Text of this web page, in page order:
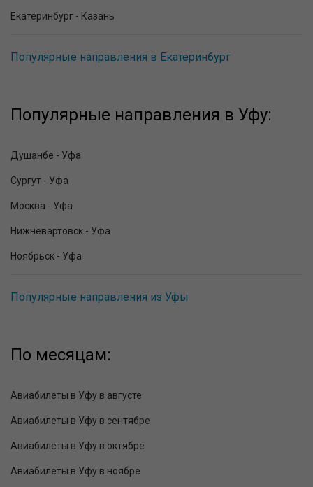
Екатеринбург - Казань
Популярные направления в Екатеринбург
Популярные направления в Уфу:
Душанбе - Уфа
Сургут - Уфа
Москва - Уфа
Нижневартовск - Уфа
Ноябрьск - Уфа
Популярные направления из Уфы
По месяцам:
Авиабилеты в Уфу в августе
Авиабилеты в Уфу в сентябре
Авиабилеты в Уфу в октябре
Авиабилеты в Уфу в ноябре